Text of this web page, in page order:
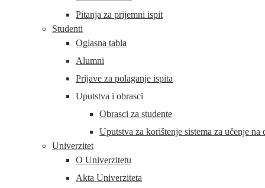
Pitanja za prijemni ispit
Studenti
Oglasna tabla
Alumni
Prijave za polaganje ispita
Uputstva i obrasci
Obrasci za studente
Uputstva za korištenje sistema za učenje
Univerzitet
O Univerzitetu
Akta Univerziteta